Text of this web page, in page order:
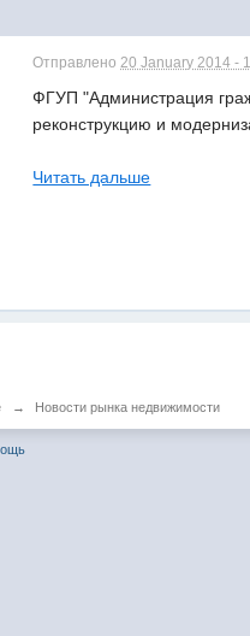
Отправлено20 January 2014 -
ФГУП "Администрация
реконструкцию и
Читать дальше
→ Новости рынка недвижимости